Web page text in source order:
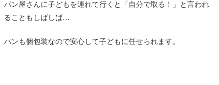
パン屋さんに子どもを連れて行くと「自分で取る！」と言われ
ることもしばしば…
パンも個包装なので安心して子どもに任せられます。